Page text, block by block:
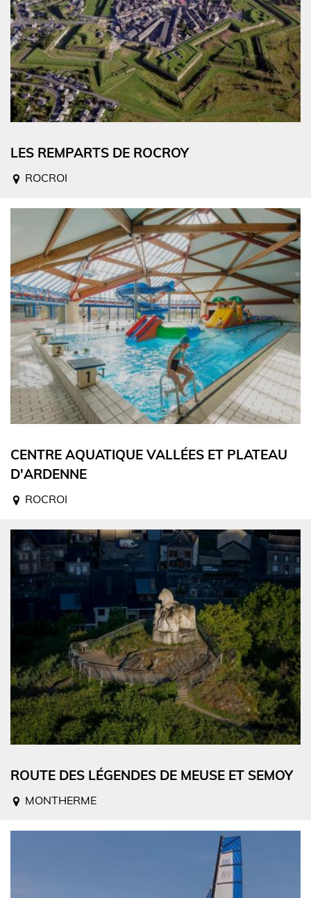
LES REMPARTS DE ROCROY
ROCROI
CENTRE AQUATIQUE VALLÉES ET PLATEAU
D'ARDENNE
ROCROI
ROUTE DES LÉGENDES DE MEUSE ET SEMOY
MONTHERME